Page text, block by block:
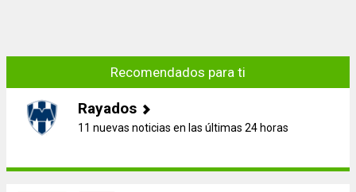
Recomendados para ti
Rayados
11 nuevas noticias en las últimas 24 horas